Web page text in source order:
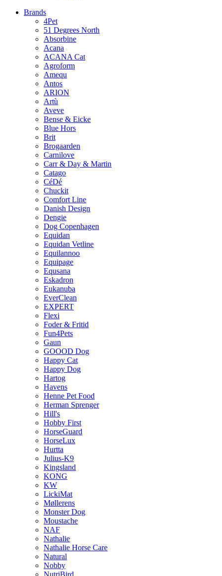
Brands
4Pet
51 Degrees North
Absorbine
Acana
ACANA Cat
Agroform
Amequ
Antos
ARION
Artù
Aveve
Bense & Eicke
Blue Hors
Brit
Brogaarden
Carnilove
Carr & Day & Martin
Catago
CéDé
Chuckit
Comfort Line
Danish Design
Dengie
Dog Copenhagen
Equidan
Equidan Vetline
Equilannoo
Equipage
Equsana
Eskadron
Eukanuba
EverClean
EXPERT
Flexi
Foder & Fritid
Fun4Pets
Gaun
GOOOD Dog
Happy Cat
Happy Dog
Hartog
Havens
Henne Pet Food
Herman Sprenger
Hill's
Hobby First
HorseGuard
HorseLux
Hurtta
Julius-K9
Kingsland
KONG
KW
LickiMat
Møllerens
Monster Dog
Moustache
NAF
Nathalie
Nathalie Horse Care
Natural
Nobby
NutriBird